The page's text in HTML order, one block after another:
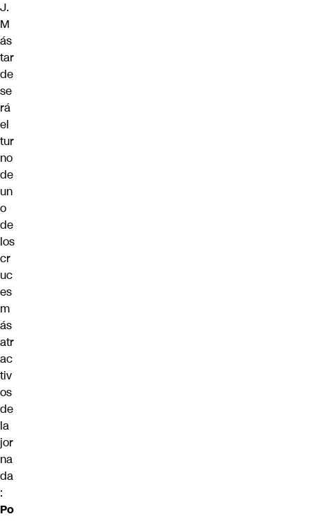
J.
M
ás
tar
de
se
rá
el
tur
no
de
un
o
de
los
cr
uc
es
m
ás
atr
ac
tiv
os
de
la
jor
na
da
:
Po